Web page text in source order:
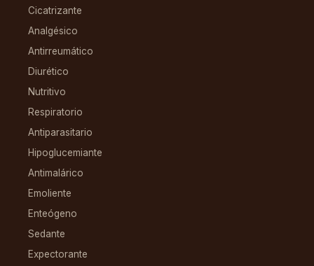
Cicatrizante
Analgésico
Antirreumático
Diurético
Nutritivo
Respiratorio
Antiparasitario
Hipoglucemiante
Antimalárico
Emoliente
Enteógeno
Sedante
Expectorante